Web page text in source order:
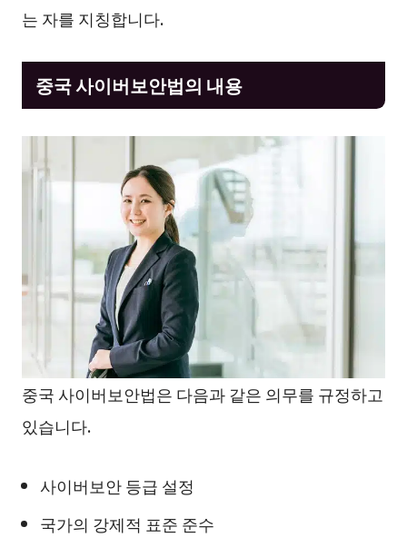
는 자를 지칭합니다.
중국 사이버보안법의 내용
중국 사이버보안법은 다음과 같은 의무를 규정하고
있습니다.
사이버보안 등급 설정
국가의 강제적 표준 준수